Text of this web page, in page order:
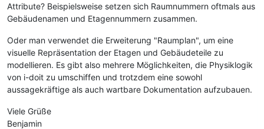
Attribute? Beispielsweise setzen sich Raumnummern oftmals aus
Gebäudenamen und Etagennummern zusammen.
Oder man verwendet die Erweiterung "Raumplan", um eine
visuelle Repräsentation der Etagen und Gebäudeteile zu
modellieren. Es gibt also mehrere Möglichkeiten, die Physiklogik
von i-doit zu umschiffen und trotzdem eine sowohl
aussagekräftige als auch wartbare Dokumentation aufzubauen.
Viele Grüße
Benjamin